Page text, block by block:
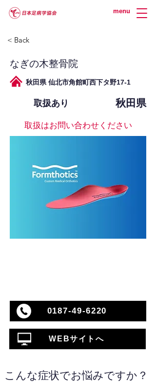
menu
< Back
なぎの木整骨院
秋田県 仙北市角館町西下タ野17-1
取扱あり 秋田県
取扱はお問い合わせください
0187-49-6220
WEBサイトへ
こんな症状でお悩みですか？